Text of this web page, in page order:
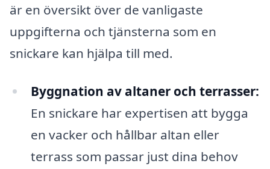
är en översikt över de vanligaste
uppgifterna och tjänsterna som en
snickare kan hjälpa till med.
Byggnation av altaner och terrasser:
En snickare har expertisen att bygga
en vacker och hållbar altan eller
terrass som passar just dina behov